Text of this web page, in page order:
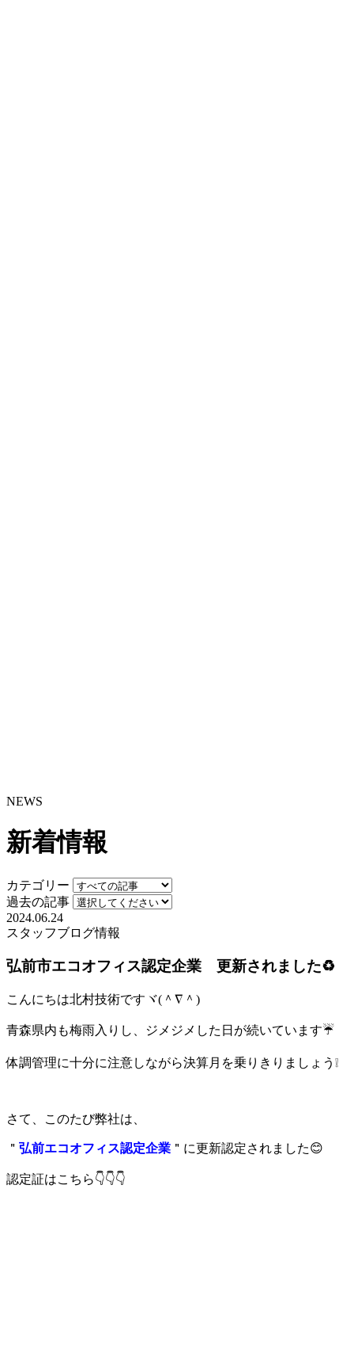
NEWS
新着情報
カテゴリー
過去の記事
2024.06.24
スタッフブログ情報
弘前市エコオフィス認定企業 更新されました♻
こんにちは北村技術ですヾ(＾∇＾)
青森県内も梅雨入りし、ジメジメした日が続いています☔
体調管理に十分に注意しながら決算月を乗りきりましょう❕
さて、このたび弊社は、
＂ 弘前エコオフィス認定企業 ＂に更新認定されました😊
認定証はこちら👇👇👇